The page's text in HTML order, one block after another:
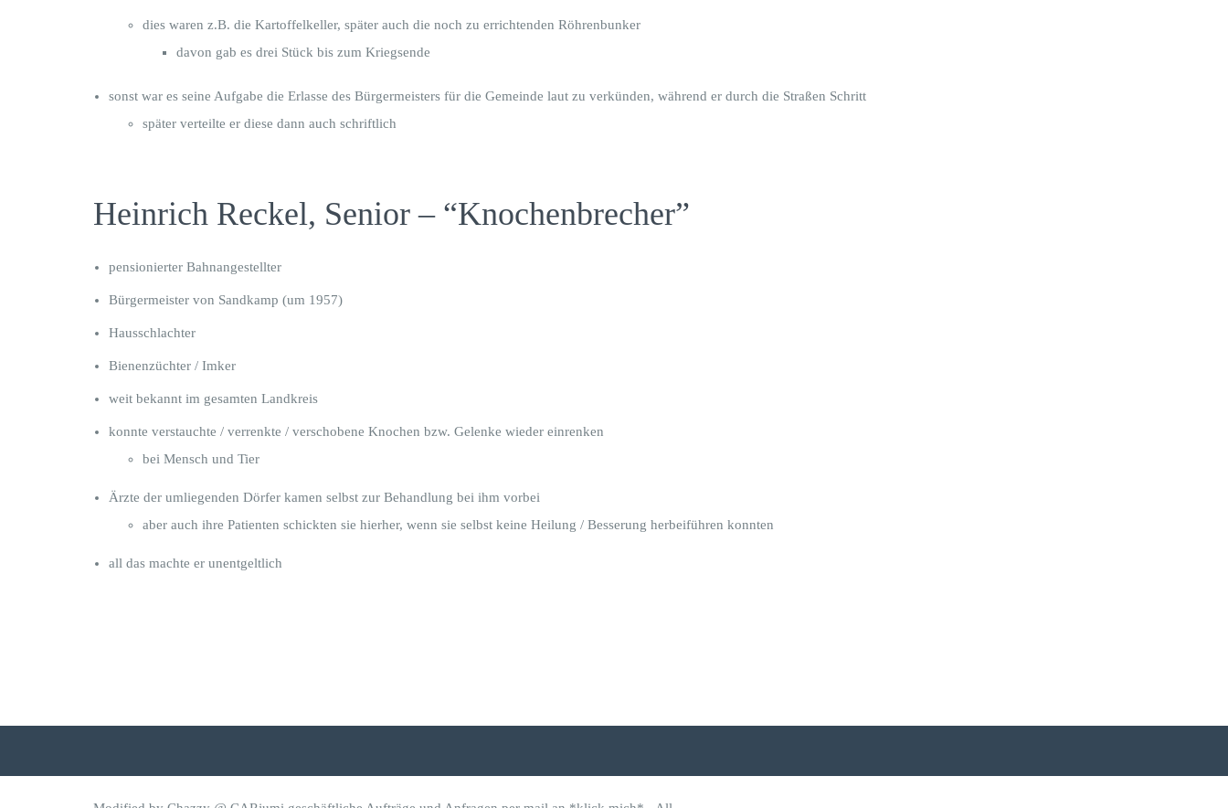
dies waren z.B. die Kartoffelkeller, später auch die noch zu errichtenden Röhrenbunker
davon gab es drei Stück bis zum Kriegsende
sonst war es seine Aufgabe die Erlasse des Bürgermeisters für die Gemeinde laut zu verkünden, während er durch die Straßen Schritt
später verteilte er diese dann auch schriftlich
Heinrich Reckel, Senior – “Knochenbrecher”
pensionierter Bahnangestellter
Bürgermeister von Sandkamp (um 1957)
Hausschlachter
Bienenzüchter / Imker
weit bekannt im gesamten Landkreis
konnte verstauchte / verrenkte / verschobene Knochen bzw. Gelenke wieder einrenken
bei Mensch und Tier
Ärzte der umliegenden Dörfer kamen selbst zur Behandlung bei ihm vorbei
aber auch ihre Patienten schickten sie hierher, wenn sie selbst keine Heilung / Besserung herbeiführen konnten
all das machte er unentgeltlich